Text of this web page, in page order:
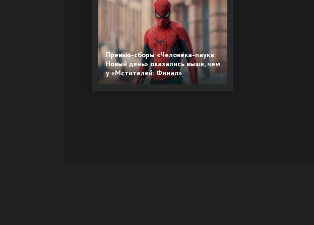
Превью-сборы «Человека-паука:
Новый день» оказались выше, чем
у «Мстителей: Финал»